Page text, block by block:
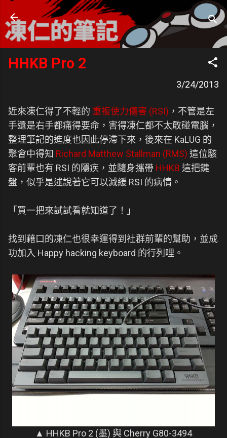
跳到主要內容
凍仁的筆記
- https://note.drx.tw
HHKB Pro 2
3/24/2013
近來凍仁得了不輕的 重複使力傷害 (RSI) ，不管是左
手還是右手都痛得要命，害得凍仁都不太敢碰電腦，
整理筆記的進度也因此停滯下來，後來在 KaLUG 的
聚會中得知 Richard Matthew Stallman (RMS) 這位駭
客前輩也有 RSI 的隱疾，並隨身攜帶 HHKB 這把鍵
盤，似乎是述說著它可以減緩 RSI 的病情。
「買一把來試試看就知道了！」
找到藉口的凍仁也很幸運得到社群前輩的幫助，並成
功加入 Happy hacking keyboard 的行列哩。
▲ HHKB Pro 2 (墨) 與 Cherry G80-3494